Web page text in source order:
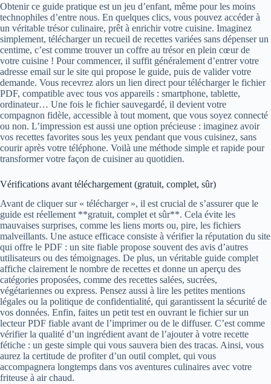
Obtenir ce guide pratique est un jeu d’enfant, même pour les moins
technophiles d’entre nous. En quelques clics, vous pouvez accéder à
un véritable trésor culinaire, prêt à enrichir votre cuisine. Imaginez
simplement, télécharger un recueil de recettes variées sans dépenser un
centime, c’est comme trouver un coffre au trésor en plein cœur de
votre cuisine ! Pour commencer, il suffit généralement d’entrer votre
adresse email sur le site qui propose le guide, puis de valider votre
demande. Vous recevrez alors un lien direct pour télécharger le fichier
PDF, compatible avec tous vos appareils : smartphone, tablette,
ordinateur… Une fois le fichier sauvegardé, il devient votre
compagnon fidèle, accessible à tout moment, que vous soyez connecté
ou non. L’impression est aussi une option précieuse : imaginez avoir
vos recettes favorites sous les yeux pendant que vous cuisinez, sans
courir après votre téléphone. Voilà une méthode simple et rapide pour
transformer votre façon de cuisiner au quotidien.
Vérifications avant téléchargement (gratuit, complet, sûr)
Avant de cliquer sur « télécharger », il est crucial de s’assurer que le
guide est réellement **gratuit, complet et sûr**. Cela évite les
mauvaises surprises, comme les liens morts ou, pire, les fichiers
malveillants. Une astuce efficace consiste à vérifier la réputation du site
qui offre le PDF : un site fiable propose souvent des avis d’autres
utilisateurs ou des témoignages. De plus, un véritable guide complet
affiche clairement le nombre de recettes et donne un aperçu des
catégories proposées, comme des recettes salées, sucrées,
végétariennes ou express. Pensez aussi à lire les petites mentions
légales ou la politique de confidentialité, qui garantissent la sécurité de
vos données. Enfin, faites un petit test en ouvrant le fichier sur un
lecteur PDF fiable avant de l’imprimer ou de le diffuser. C’est comme
vérifier la qualité d’un ingrédient avant de l’ajouter à votre recette
fétiche : un geste simple qui vous sauvera bien des tracas. Ainsi, vous
aurez la certitude de profiter d’un outil complet, qui vous
accompagnera longtemps dans vos aventures culinaires avec votre
friteuse à air chaud.